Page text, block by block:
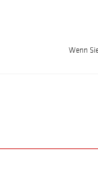
Wenn